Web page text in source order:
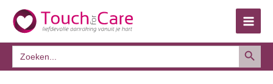
naar
inhoud
Zoek
naar: